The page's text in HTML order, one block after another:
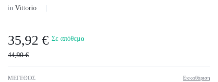
in Vittorio
35,92 €
44,90€
Σε απόθεμα
ΜΕΓΕΘΟΣ Εκκαθάριση